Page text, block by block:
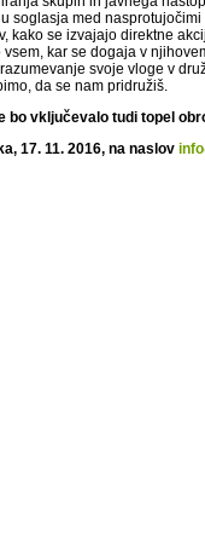
soglasja med nasprotujočimi
kako se izvajajo direktne
kar se dogaja v
svoje vloge v
da se nam pridružiš.
bo vključevalo tudi topel
17. 11. 2016, na naslov